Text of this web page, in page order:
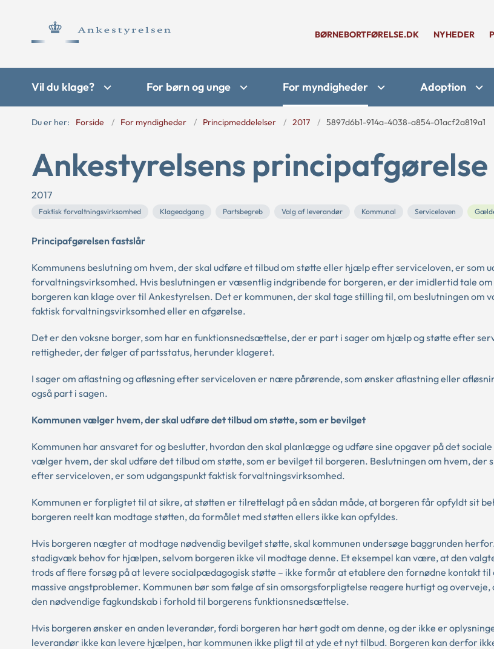
BØRNEBORTFØRELSE.DK NYHEDER
Vil du klage? For børn og unge For myndigheder Adoption
Du er her: Forside For myndigheder Principmeddelelser 2017 5897d6b1-914a-4038-a854-01acf2a819a1
Ankestyrelsens principafgørelse
2017
Faktisk forvaltningsvirksomhed Klageadgang Partsbegreb Valg af leverandør Kommunal Serviceloven
Principafgørelsen fastslår
Kommunens beslutning om hvem, der skal udføre et tilbud om støtte eller hjælp efter serviceloven, er som
forvaltningsvirksomhed. Hvis beslutningen er væsentlig indgribende for borgeren, er der imidlertid tale om
borgeren kan klage over til Ankestyrelsen. Det er kommunen, der skal tage stilling til, om beslutningen om
faktisk forvaltningsvirksomhed eller en afgørelse.
Det er den voksne borger, som har en funktionsnedsættelse, der er part i sager om hjælp og støtte efter
rettigheder, der følger af partsstatus, herunder klageret.
I sager om aflastning og afløsning efter serviceloven er nære pårørende, som ønsker aflastning eller
også part i sagen.
Kommunen vælger hvem, der skal udføre det tilbud om støtte, som er bevilget
Kommunen har ansvaret for og beslutter, hvordan den skal planlægge og udføre sine opgaver på det
vælger hvem, der skal udføre det tilbud om støtte, som er bevilget til borgeren. Beslutningen om hvem, der
efter serviceloven, er som udgangspunkt faktisk forvaltningsvirksomhed.
Kommunen er forpligtet til at sikre, at støtten er tilrettelagt på en sådan måde, at borgeren får opfyldt sit
borgeren reelt kan modtage støtten, da formålet med støtten ellers ikke kan opfyldes.
Hvis borgeren nægter at modtage nødvendig bevilget støtte, skal kommunen undersøge baggrunden
stadigvæk behov for hjælpen, selvom borgeren ikke vil modtage denne. Et eksempel kan være, at den
trods af flere forsøg på at levere socialpædagogisk støtte – ikke formår at etablere den fornødne kontakt til
massive angstproblemer. Kommunen bør som følge af sin omsorgsforpligtelse reagere hurtigt og
den nødvendige fagkundskab i forhold til borgerens funktionsnedsættelse.
Hvis borgeren ønsker en anden leverandør, fordi borgeren har hørt godt om denne, og der ikke er
leverandør ikke kan levere hjælpen, har kommunen ikke pligt til at yde et nyt tilbud. Borgeren kan derfor